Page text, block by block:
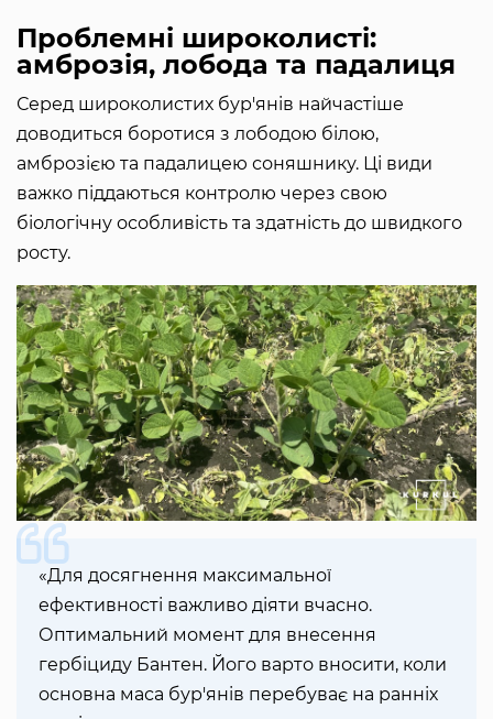
Проблемні широколисті:
амброзія, лобода та падалиця
Серед широколистих бур'янів найчастіше
доводиться боротися з лободою білою,
амброзією та падалицею соняшнику. Ці види
важко піддаються контролю через свою
біологічну особливість та здатність до швидкого
росту.
«Для досягнення максимальної
ефективності важливо діяти вчасно.
Оптимальний момент для внесення
гербіциду Бантен. Його варто вносити, коли
основна маса бур'янів перебуває на ранніх